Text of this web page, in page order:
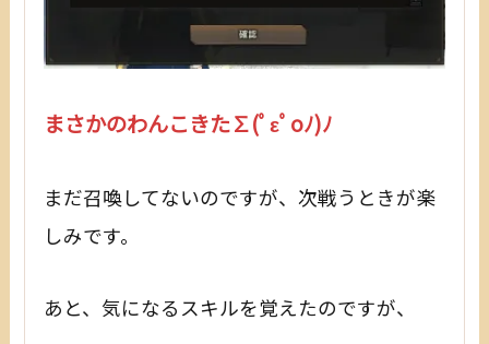
まさかのわんこきた∑(ﾟεﾟoﾉ)ﾉ
まだ召喚してないのですが、次戦うときが楽
しみです。
あと、気になるスキルを覚えたのですが、